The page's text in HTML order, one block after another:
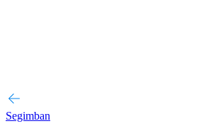
Segimban